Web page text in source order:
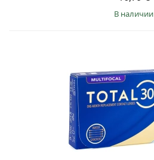
в наличии